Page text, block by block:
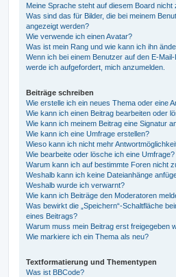
Meine Sprache steht auf diesem Board nicht
Was sind das für Bilder, die bei meinem
angezeigt werden?
Wie verwende ich einen Avatar?
Was ist mein Rang und wie kann ich ihn
Wenn ich bei einem Benutzer auf den E-Mail-
werde ich aufgefordert, mich anzumelden.
Beiträge schreiben
Wie erstelle ich ein neues Thema oder eine
Wie kann ich einen Beitrag bearbeiten oder
Wie kann ich meinem Beitrag eine Signatur
Wie kann ich eine Umfrage erstellen?
Wieso kann ich nicht mehr
Wie bearbeite oder lösche ich eine Umfrage?
Warum kann ich auf bestimmte Foren nicht
Weshalb kann ich keine Dateianhänge
Weshalb wurde ich verwarnt?
Wie kann ich Beiträge den Moderatoren
Was bewirkt die „Speichern“-Schaltfläche
eines Beitrags?
Warum muss mein Beitrag erst freigegeben
Wie markiere ich ein Thema als neu?
Textformatierung und Thementypen
Was ist BBCode?